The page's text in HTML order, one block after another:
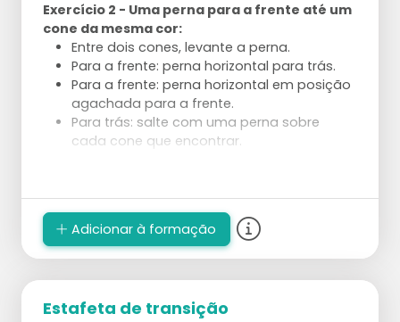
Exercício 2 - Uma perna para a frente até um
cone da mesma cor:
Entre dois cones, levante a perna.
Para a frente: perna horizontal para trás.
Para a frente: perna horizontal em posição
agachada para a frente.
Para trás: salte com uma perna sobre
cada cone que encontrar.
2 grupos executam sempre o mesmo tipo
de exercício.
Adicionar à formação
Estafeta de transição